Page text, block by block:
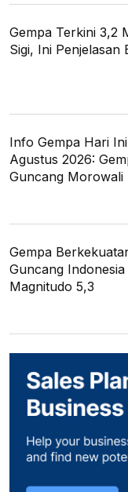
Gempa Terkini 3,2
Sigi, Ini Penjelasan
Info Gempa Hari
Agustus 2026:
Guncang Morowali
Gempa
Guncang
Magnitudo 5,3